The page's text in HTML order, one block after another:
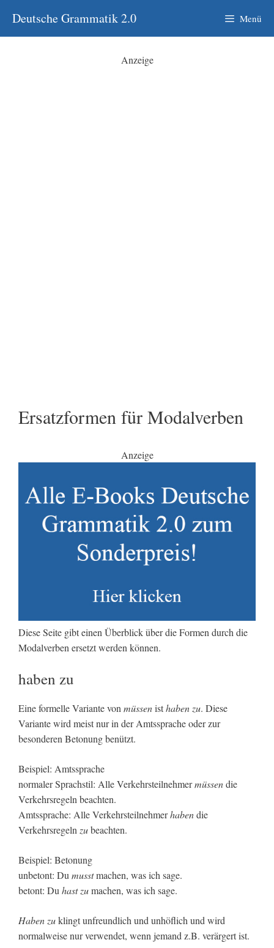
Inhalt
springen
Deutsche Grammatik 2.0 Menü
Anzeige
Ersatzformen für Modalverben
Anzeige
Diese Seite gibt einen Überblick über die Formen durch die
Modalverben ersetzt werden können.
haben zu
Eine formelle Variante von müssenisthaben zu. Diese
Variante wird meist nur in der Amtssprache oder zur
besonderen Betonung benützt.
Beispiel: Amtssprache
normaler Sprachstil: Alle Verkehrsteilnehmermüssendie
Verkehrsregeln beachten.
Amtssprache: Alle Verkehrsteilnehmerhabendie
Verkehrsregeln zubeachten.
Beispiel: Betonung
unbetont: Du musstmachen, was ich sage.
betont: Du hast zumachen, was ich sage.
Haben zuklingt unfreundlich und unhöflich und wird
normalweise nur verwendet, wenn jemand z.B. verärgert ist.